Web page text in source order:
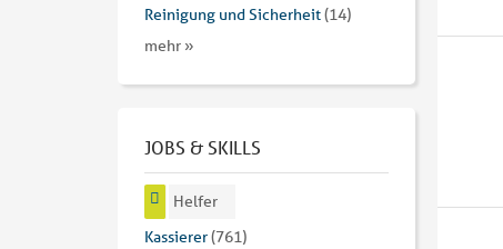
Reinigung und Sicherheit(14)
mehr »
JOBS & SKILLS
Helfer
Kassierer(761)